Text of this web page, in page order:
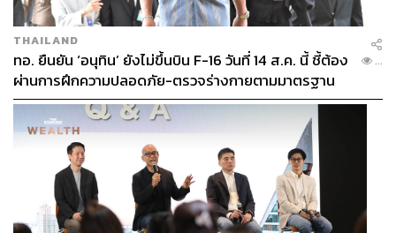
ในที่สุดเมล็ดพันธุ์ที่อาร์เตตา เอดู ไปจนถึงทีม Football
Intelligence ช่วยกันหว่านเอาไว้ก็เริ่มออกดอกออกผล อาร์เต
ตาพบนักเตะที่เขาต้องการอย่าง มาร์ติน โอเดอการ์ดที่ยืมตัว
มาจากเรอัล มาดริด, กาเบรียล มาร์กัลเญส กองหลังจอม
แกร่งจากลีลล์ และบูกาโย ซากา เพชรเม็ดงามจากเฮลเอนด์
แม้ว่าตอนจบของฤดูกาล 2021/22 จะน่าผิดหวังเมื่อพลาดโด
นท็อตแนม ฮอตสเปอร์แซงคว้าโควต้าแชมเปียนส์ ลีกไป แต่
สิ่งสำคัญที่สุดคืออาร์เตตาและทีมงานรู้ว่าพวกเขากำลังมา
ถูกทาง
THAILAND
ทอ. ยืนยัน ‘อนุทิน’ ยังไม่ขึ้นบิน F-16 วันที่ 14 ส.ค. นี้ ชี้ต้อง
ผ่านการฝึกความปลอดภัย-ตรวจร่างกายตามมาตรฐาน
ก่อน
...